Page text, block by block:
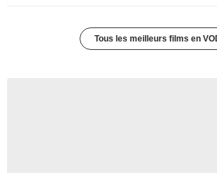
Tous les meilleurs films en